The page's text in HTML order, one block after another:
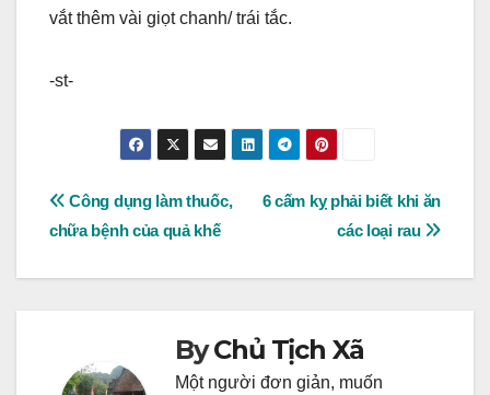
vắt thêm vài giọt chanh/ trái tắc.
-st-
Post
navigation
6 cấm kỵ phải biết khi ăn
các loại rau
Công dụng làm thuốc,
chữa bệnh của quả khế
ByChủ Tịch Xã
Một người đơn giản, muốn